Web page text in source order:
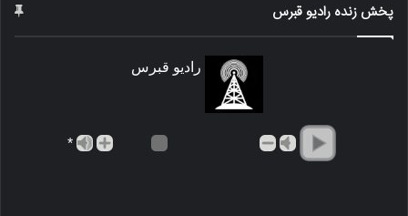
پخش زنده رادیو قبرس
رادیو قبرس
*